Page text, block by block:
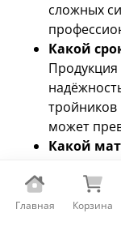
Главная Корзина
сложных
Какой
тройников
может
Какой
бытовых